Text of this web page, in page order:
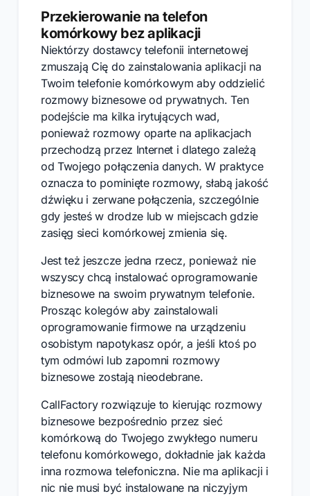
Przekierowanie na telefon
komórkowy bez aplikacji
Niektórzy dostawcy telefonii internetowej
zmuszają Cię do zainstalowania aplikacji na
Twoim telefonie komórkowym aby oddzielić
rozmowy biznesowe od prywatnych. Ten
podejście ma kilka irytujących wad,
ponieważ rozmowy oparte na aplikacjach
przechodzą przez Internet i dlatego zależą
od Twojego połączenia danych. W praktyce
oznacza to pominięte rozmowy, słabą jakość
dźwięku i zerwane połączenia, szczególnie
gdy jesteś w drodze lub w miejscach gdzie
zasięg sieci komórkowej zmienia się.
Jest też jeszcze jedna rzecz, ponieważ nie
wszyscy chcą instalować oprogramowanie
biznesowe na swoim prywatnym telefonie.
Prosząc kolegów aby zainstalowali
oprogramowanie firmowe na urządzeniu
osobistym napotykasz opór, a jeśli ktoś po
tym odmówi lub zapomni rozmowy
biznesowe zostają nieodebrane.
CallFactory rozwiązuje to kierując rozmowy
biznesowe bezpośrednio przez sieć
komórkową do Twojego zwykłego numeru
telefonu komórkowego, dokładnie jak każda
inna rozmowa telefoniczna. Nie ma aplikacji i
nic nie musi być instalowane na niczyjym